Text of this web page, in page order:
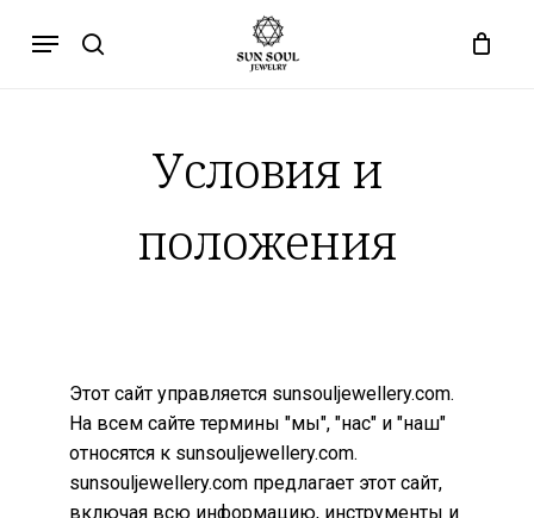
поиск
Меню
Условия и
положения
Этот сайт управляется sunsouljewellery.com.
На всем сайте термины "мы", "нас" и "наш"
относятся к sunsouljewellery.com.
sunsouljewellery.com предлагает этот сайт,
включая всю информацию, инструменты и